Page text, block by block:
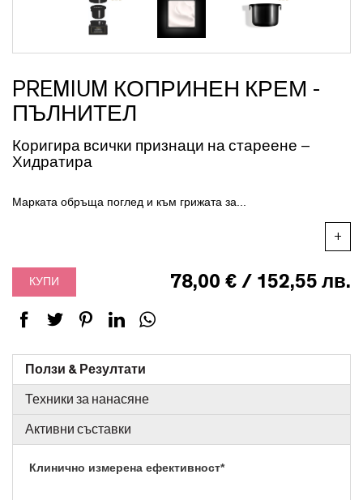
PREMIUM КОПРИНЕН КРЕМ -
ПЪЛНИТЕЛ
Коригира всички признаци на стареене –
Хидратира
Марката обръща поглед и към грижата за...
+
КУПИ 78,00 € / 152,55 лв.
Ползи & Резултати
Техники за нанасяне
Активни съставки
Клинично измерена ефективност*